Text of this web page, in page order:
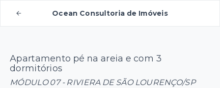
Ocean Consultoria de Imóveis
Apartamento pé na areia e com 3
dormitórios
MÓDULO 07 - RIVIERA DE SÃO LOURENÇO/SP